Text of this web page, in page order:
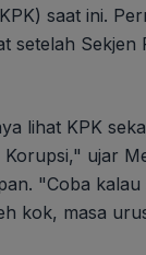
saat ini.
setelah
lihat KPK
ujar
"Coba
kok, masa